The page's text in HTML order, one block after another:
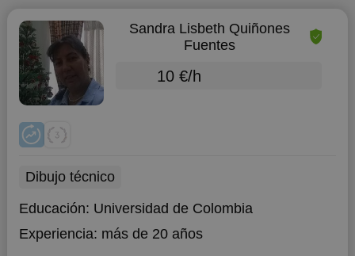
Sandra Lisbeth Quiñones
Fuentes
10 €/h
Dibujo técnico
Educación: Universidad de Colombia
Experiencia: más de 20 años